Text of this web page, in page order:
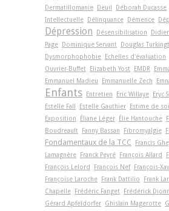
Dermatillomanie
Deuil Déborah Ducasse
Intellectuelle
Délinquance Démence
Dépression Désensibilisation
Page
Dominique Servant Douglas
Dysmorphophobie
Echelles d'évaluation
Ouvrier-Buffet
Elizabeth Yost EMDR
Emmanuel Madieu
Emmanuelle Zech
Enfants Entretien Eric Willaye
Eryc
Estelle Fall
Estelle Gauthier Estime de soi
Exposition
Éliane Léger Élie Hantouche
Boudreault
Fanny Bassan Fibromyalgie
Fondamentaux de la TCC Francis
Lamagnère
Franck Peyré François Allard
François Lelord
François Nef
François-
Françoise Laroche
Frank Dattilio Frank
Chapelle
Frédéric Fanget Frédérick
Gérard Apfeldorfer Ghislain Magerotte